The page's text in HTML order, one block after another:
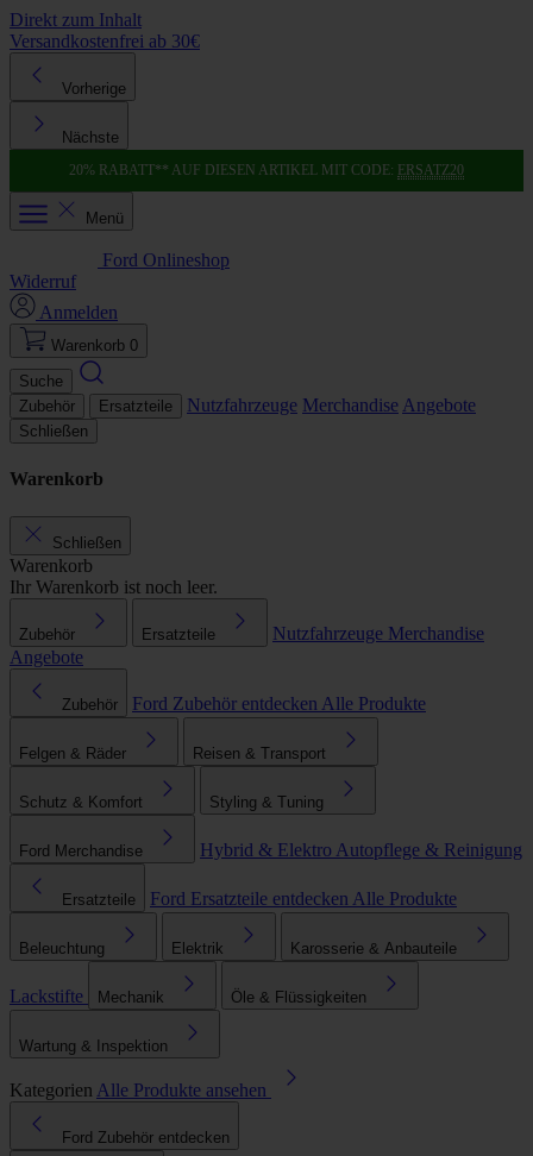
Direkt zum Inhalt
Versandkostenfrei ab 30€
Vorherige
Nächste
20% RABATT** AUF DIESEN ARTIKEL MIT CODE: ERSATZ20
Menü
Ford Onlineshop
Widerruf
Anmelden
Warenkorb 0
Suche
Zubehör
Ersatzteile Nutzfahrzeuge Merchandise Angebote
Schließen
Warenkorb
Schließen
Warenkorb
Ihr Warenkorb ist noch leer.
Zubehör Ersatzteile Nutzfahrzeuge Merchandise
Angebote
Zubehör Ford Zubehör entdecken Alle Produkte
Felgen & Räder Reisen & Transport
Schutz & Komfort Styling & Tuning
Ford Merchandise Hybrid & Elektro Autopflege & Reinigung
Ersatzteile Ford Ersatzteile entdecken Alle Produkte
Beleuchtung Elektrik Karosserie & Anbauteile
Lackstifte Mechanik Öle & Flüssigkeiten
Wartung & Inspektion
Kategorien Alle Produkte ansehen
Ford Zubehör entdecken